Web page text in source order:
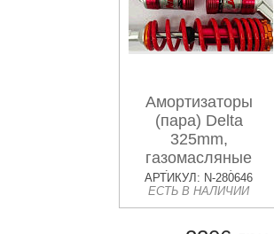
Амортизаторы
(пара) Delta
325mm,
газомасляные
(красные)
KOMATCU
АРТИКУЛ: N-280646
ЕСТЬ В НАЛИЧИИ